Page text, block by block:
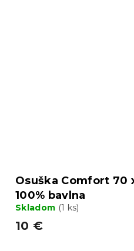
Osuška Comfort 70
100% bavlna
Skladom (1 ks)
10 €